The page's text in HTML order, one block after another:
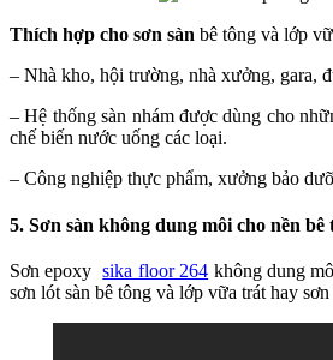
Thích hợp cho sơn sàn bê tông và lớp
– Nhà kho, hội trường, nhà xưởng, gara,
– Hệ thống sàn nhám được dùng cho
chế biến nước uống các loại.
– Công nghiệp thực phẩm, xưởng bảo
5. Sơn sàn không dung môi cho nền bê
Sơn epoxysika floor 264 không dung
sơn lót sàn bê tông và lớp vữa trát hay